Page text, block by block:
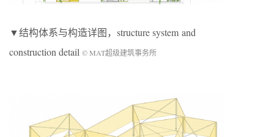
▼结构体系与构造详图，structure system and
construction detail © MAT超级建筑事务所